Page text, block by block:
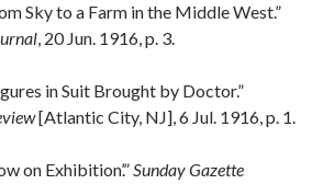
Sky to a Farm in the Middle West.”
, 20 Jun. 1916, p. 3.
in Suit Brought by Doctor.”
[Atlantic City, NJ], 6 Jul. 1916, p. 1.
on Exhibition’.”Sunday Gazette